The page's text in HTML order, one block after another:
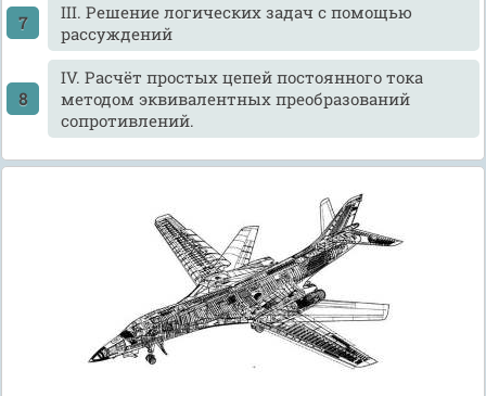
III. Решение логических задач с помощью
рассуждений
IV. Расчёт простых цепей постоянного тока
методом эквивалентных преобразований
сопротивлений.